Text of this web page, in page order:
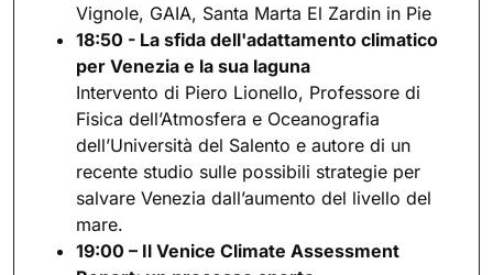
Vignole, GAIA, Santa Marta El Zardin in Pie
18:50 - La sfida dell'adattamento climatico
per Venezia e la sua laguna
Intervento di Piero Lionello, Professore di
Fisica dell’Atmosfera e Oceanografia
dell’Università del Salento e autore di un
recente studio sulle possibili strategie per
salvare Venezia dall’aumento del livello del
mare.
19:00 – Il Venice Climate Assessment